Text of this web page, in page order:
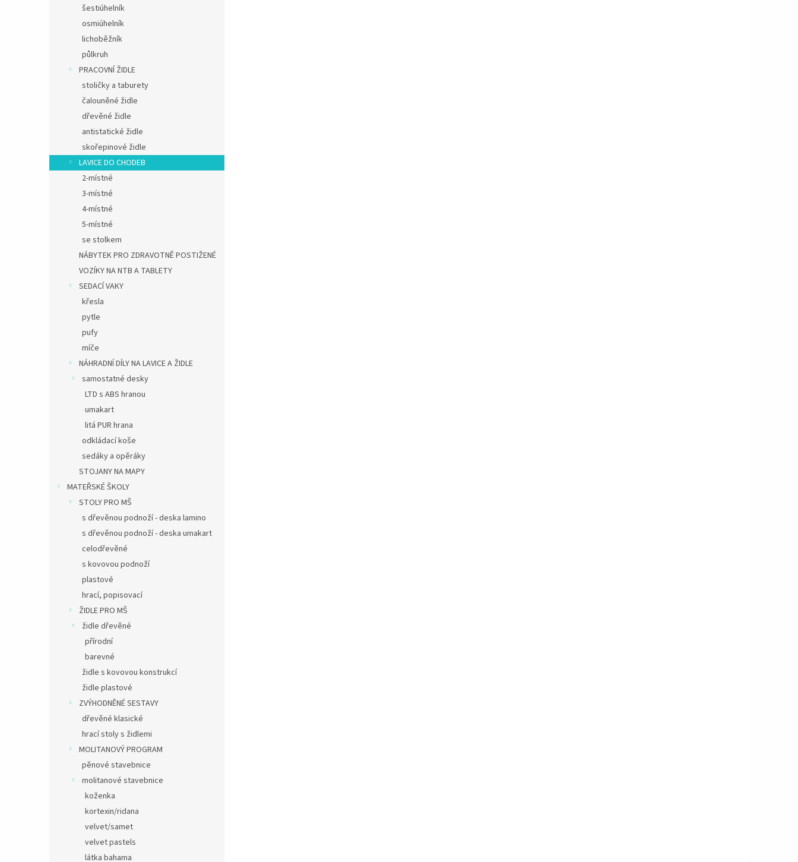
šestiúhelník
osmiúhelník
lichoběžník
půlkruh
PRACOVNÍ ŽIDLE
stoličky a taburety
čalouněné židle
dřevěné židle
antistatické židle
skořepinové židle
LAVICE DO CHODEB
2-místné
3-místné
4-místné
5-místné
se stolkem
NÁBYTEK PRO ZDRAVOTNĚ POSTIŽENÉ
VOZÍKY NA NTB A TABLETY
SEDACÍ VAKY
křesla
pytle
pufy
míče
NÁHRADNÍ DÍLY NA LAVICE A ŽIDLE
samostatné desky
LTD s ABS hranou
umakart
litá PUR hrana
odkládací koše
sedáky a opěráky
STOJANY NA MAPY
MATEŘSKÉ ŠKOLY
STOLY PRO MŠ
s dřevěnou podnoží - deska lamino
s dřevěnou podnoží - deska umakart
celodřevěné
s kovovou podnoží
plastové
hrací, popisovací
ŽIDLE PRO MŠ
židle dřevěné
přírodní
barevné
židle s kovovou konstrukcí
židle plastové
ZVÝHODNĚNÉ SESTAVY
dřevěné klasické
hrací stoly s židlemi
MOLITANOVÝ PROGRAM
pěnové stavebnice
molitanové stavebnice
koženka
kortexin/ridana
velvet/samet
velvet pastels
látka bahama